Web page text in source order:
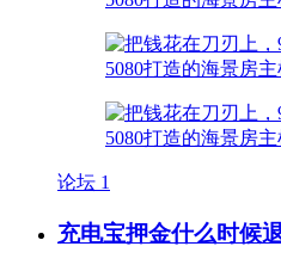
论坛 1
充电宝押金什么时候